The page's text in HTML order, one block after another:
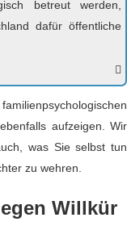
betreut werden,
dafür öffentliche
aufzeigen. Wir
was Sie selbst tun
zu wehren.
Willkür